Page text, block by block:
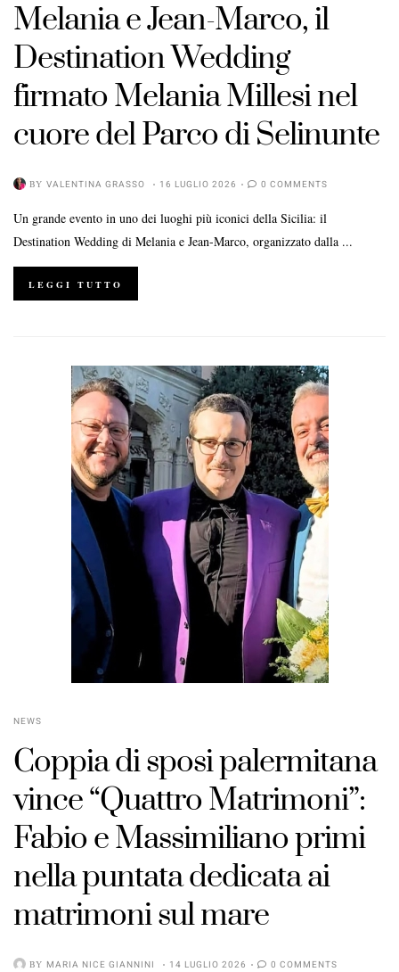
Melania e Jean-Marco, il
Destination Wedding
firmato Melania Millesi nel
cuore del Parco di Selinunte
BY VALENTINA GRASSO 16 LUGLIO 2026 0 COMMENTS
Un grande evento in uno dei luoghi più iconici della Sicilia: il
Destination Wedding di Melania e Jean-Marco, organizzato dalla ...
LEGGI TUTTO
NEWS
Coppia di sposi palermitana
vince “Quattro Matrimoni”:
Fabio e Massimiliano primi
nella puntata dedicata ai
matrimoni sul mare
BY MARIA NICE GIANNINI 14 LUGLIO 2026 0 COMMENTS
POSTED
POSTED